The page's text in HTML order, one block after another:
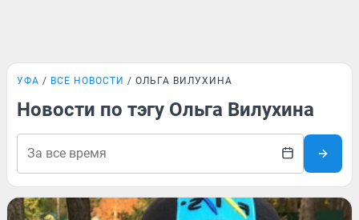
УФА ВСЕ НОВОСТИ ОЛЬГА ВИЛУХИНА
Новости по тэгу Ольга Вилухина